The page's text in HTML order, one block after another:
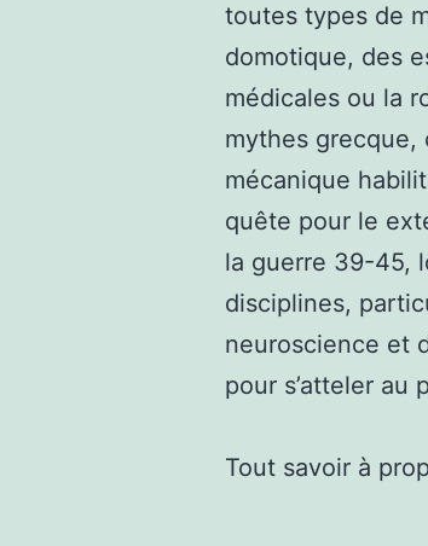
toutes types de
domotique, des
médicales ou la
mythes grecque,
mécanique
quête pour le
la guerre 39-45,
disciplines,
neuroscience et
pour s’atteler au
Tout savoir à